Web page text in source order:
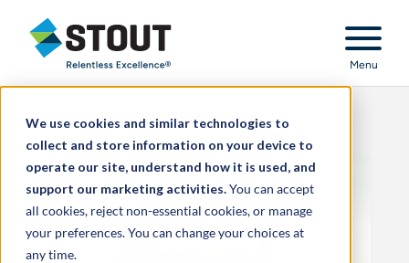
We use cookies and similar technologies to
collect and store information on your device to
operate our site, understand how it is used, and
support our marketing activities.You can accept
all cookies, reject non-essential cookies, or manage
your preferences. You can change your choices at
any time.
Stout Relentless Excellence
Menu